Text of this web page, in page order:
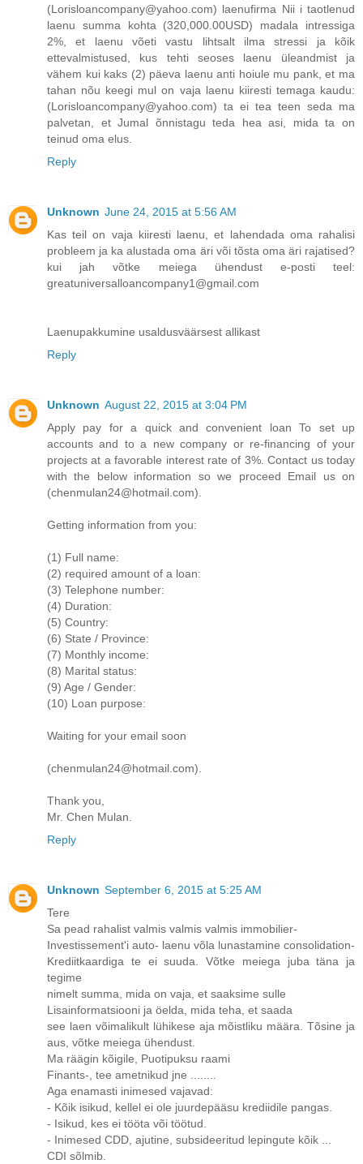
(Lorisloancompany@yahoo.com) laenufirma Nii i taotlenud
laenu summa kohta (320,000.00USD) madala intressiga
2%, et laenu võeti vastu lihtsalt ilma stressi ja kõik
ettevalmistused, kus tehti seoses laenu üleandmist ja
vähem kui kaks (2) päeva laenu anti hoiule mu pank, et ma
tahan nõu keegi mul on vaja laenu kiiresti temaga kaudu:
(Lorisloancompany@yahoo.com) ta ei tea teen seda ma
palvetan, et Jumal õnnistagu teda hea asi, mida ta on
teinud oma elus.
Reply
Unknown June 24, 2015 at 5:56 AM
Kas teil on vaja kiiresti laenu, et lahendada oma rahalisi
probleem ja ka alustada oma äri või tõsta oma äri rajatised?
kui jah võtke meiega ühendust e-posti teel:
greatuniversalloancompany1@gmail.com
Laenupakkumine usaldusväärsest allikast
Reply
Unknown August 22, 2015 at 3:04 PM
Apply pay for a quick and convenient loan To set up
accounts and to a new company or re-financing of your
projects at a favorable interest rate of 3%. Contact us today
with the below information so we proceed Email us on
(chenmulan24@hotmail.com).
Getting information from you:
(1) Full name:
(2) required amount of a loan:
(3) Telephone number:
(4) Duration:
(5) Country:
(6) State / Province:
(7) Monthly income:
(8) Marital status:
(9) Age / Gender:
(10) Loan purpose:
Waiting for your email soon
(chenmulan24@hotmail.com).
Thank you,
Mr. Chen Mulan.
Reply
Unknown September 6, 2015 at 5:25 AM
Tere
Sa pead rahalist valmis valmis valmis immobilier-
Investissement'i auto- laenu võla lunastamine consolidation-
Krediitkaardiga te ei suuda. Võtke meiega juba täna ja
tegime
nimelt summa, mida on vaja, et saaksime sulle
Lisainformatsiooni ja öelda, mida teha, et saada
see laen võimalikult lühikese aja mõistliku määra. Tõsine ja
aus, võtke meiega ühendust.
Ma räägin kõigile, Puotipuksu raami
Finants-, tee ametnikud jne ........
Aga enamasti inimesed vajavad:
- Kõik isikud, kellel ei ole juurdepääsu krediidile pangas.
- Isikud, kes ei tööta või töötud.
- Inimesed CDD, ajutine, subsideeritud lepingute kõik ...
CDI sõlmib.